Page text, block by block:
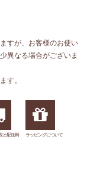
すが、お客様のお使い
異なる場合がございま
す。
と配送料
ラッピングについて